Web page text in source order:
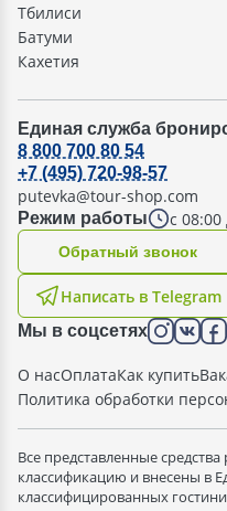
Тбилиси
Батуми
Кахетия
Единая служба
Режим работы с 08:00
8 800 700 80 54
+7 (495) 720-98-57
putevka@tour-shop.com
Написать в Telegram
Oбратный звонок
Мы в соцсетях
О насОплатаКак купить
Политика обработки
Все представленные
классификацию и внесены в
классифицированных